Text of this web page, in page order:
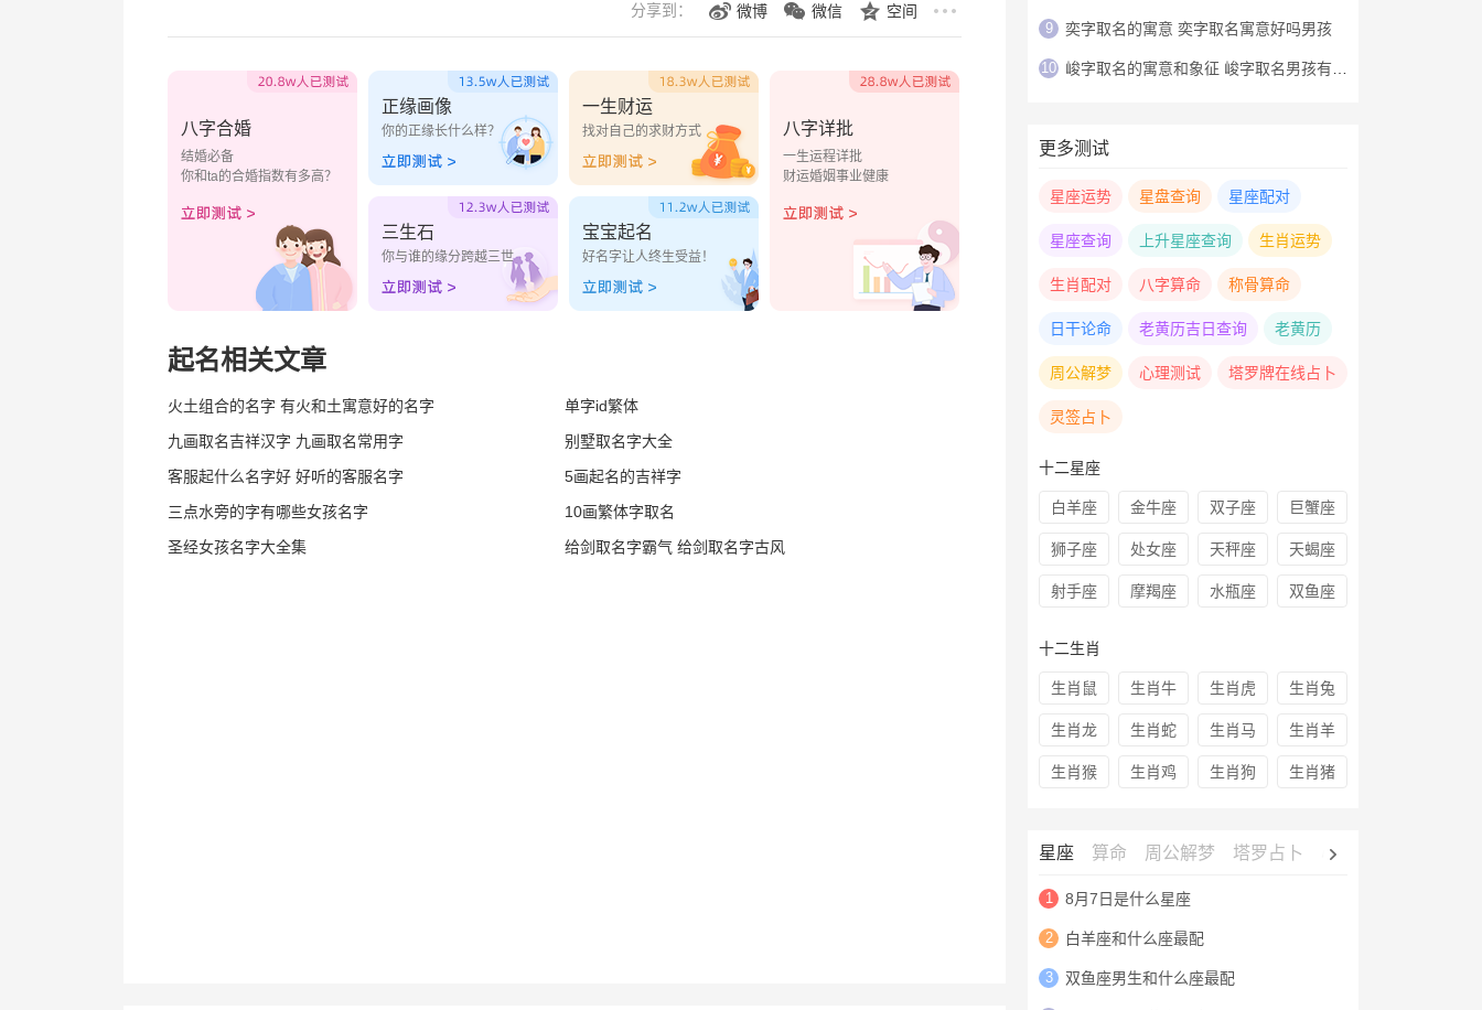
分享到： 微博 微信 空间
八字合婚
结婚必备
你和ta的合婚指数有多高？
正缘画像
你的正缘长什么样？
一生财运
找对自己的求财方式
三生石
你与谁的缘分跨越三世
宝宝起名
好名字让人终生受益！
八字详批
一生运程详批
财运婚姻事业健康
起名相关文章
火土组合的名字 有火和土寓意好的名字
单字id繁体
九画取名吉祥汉字 九画取名常用字
别墅取名字大全
客服起什么名字好 好听的客服名字
5画起名的吉祥字
三点水旁的字有哪些女孩名字
10画繁体字取名
圣经女孩名字大全集
给剑取名字霸气 给剑取名字古风
9 奕字取名的寓意 奕字取名寓意好吗男孩
10 峻字取名的寓意和象征 峻字取名男孩有寓意
更多测试
星座运势 星盘查询 星座配对
星座查询 上升星座查询 生肖运势
生肖配对 八字算命 称骨算命
日干论命 老黄历吉日查询 老黄历
周公解梦 心理测试 塔罗牌在线占卜
灵签占卜
十二星座
白羊座 金牛座 双子座 巨蟹座
狮子座 处女座 天秤座 天蝎座
射手座 摩羯座 水瓶座 双鱼座
十二生肖
生肖鼠 生肖牛 生肖虎 生肖兔
生肖龙 生肖蛇 生肖马 生肖羊
生肖猴 生肖鸡 生肖狗 生肖猪
星座 算命 周公解梦 塔罗占卜 心理测试
1 8月7日是什么星座
2 白羊座和什么座最配
3 双鱼座男生和什么座最配